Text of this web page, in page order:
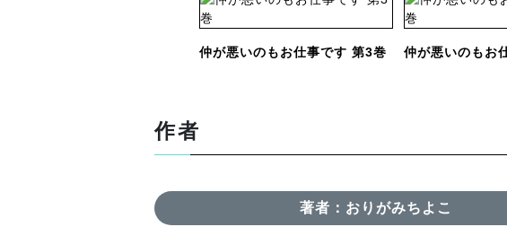
仲が悪いのもお仕事です 第3巻 仲が悪いのもお
作者
著者：おりがみちよこ